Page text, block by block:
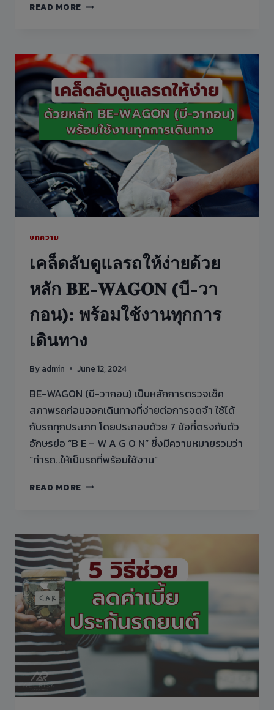
สค์
ท์
จำกัด
READ MORE อุปกรณ์
ติด
รถ
ช่วย
เพิ่ม
ความ
ปลอดภัย
และ
ความ
อุ่น
ใจ
ใน
การ
เดิน
บทความ
เคล็ดลับดูแลรถให้ง่ายด้วย
หลัก 𝐁𝐄-𝐖𝐀𝐆𝐎𝐍 (บี-วา
กอน): พร้อมใช้งานทุกการ
เดินทาง
By admin June 12, 2024
BE-WAGON (บี-วากอน) เป็นหลักการตรวจเช็ค
สภาพรถก่อนออกเดินทางที่ง่ายต่อการจดจำ ใช้ได้
กับรถทุกประเภท โดยประกอบด้วย 7 ข้อที่ตรงกับตัว
อักษรย่อ “B E – W A G O N” ซึ่งมีความหมายรวมว่า
“ทำรถ..ให้เป็นรถที่พร้อมใช้งาน”
READ MORE เคล็ด
ให้
ง่าย
ด้วย
หลัก
𝐖𝐀𝐆𝐎𝐍
(บี-
วา
กอน):
พร้อม
งาน
ทุก